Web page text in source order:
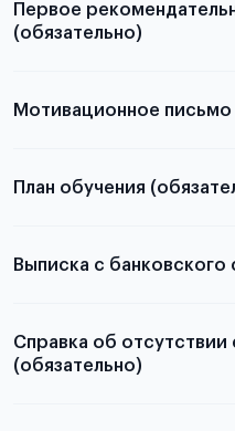
Первое
(обязательно)
письма
Мотивационное письмо
статье
План обучения
можно узнать в статье
Выписка с банковского
Подробнее
количестве средств на
Справка об отсутствии
(обязательно)